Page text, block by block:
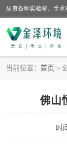
当前位置： 首页 >
佛山
时